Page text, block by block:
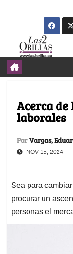
Acerca
laborales
Por Vargas,
NOV 15, 2024
Sea para
procurar un
personas el